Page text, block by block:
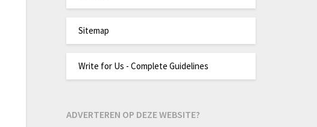
Sitemap
Write for Us - Complete Guidelines
ADVERTEREN OP DEZE WEBSITE?